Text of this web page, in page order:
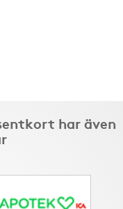
har även